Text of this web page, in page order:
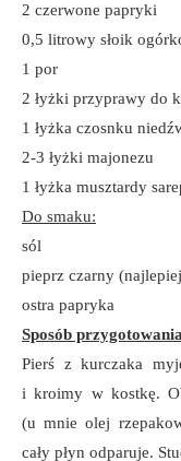
2 czerwone papryki
0,5 litrowy słoik
1 por
2 łyżki przyprawy do
1 łyżka czosnku
2-3 łyżki majonezu
1 łyżka musztardy
Do smaku:
sól
pieprz czarny
ostra papryka
Sposób
Pierś z kurczaka
i kroimy w kostkę.
(u mnie olej
cały płyn odparuje.